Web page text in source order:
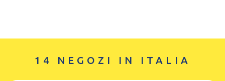
14 NEGOZI IN ITALIA